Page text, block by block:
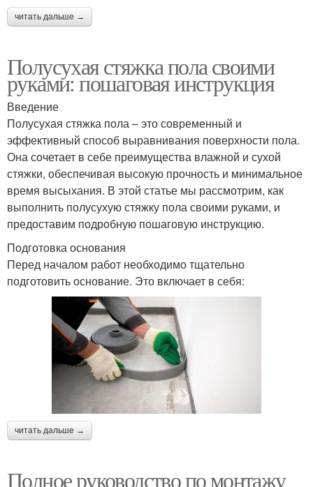
читать дальше →
Полусухая стяжка пола своими
руками: пошаговая инструкция
Введение
Полусухая стяжка пола – это современный и
эффективный способ выравнивания поверхности пола.
Она сочетает в себе преимущества влажной и сухой
стяжки, обеспечивая высокую прочность и минимальное
время высыхания. В этой статье мы рассмотрим, как
выполнить полусухую стяжку пола своими руками, и
предоставим подробную пошаговую инструкцию.
Подготовка основания
Перед началом работ необходимо тщательно
подготовить основание. Это включает в себя:
читать дальше →
Полное руководство по монтажу